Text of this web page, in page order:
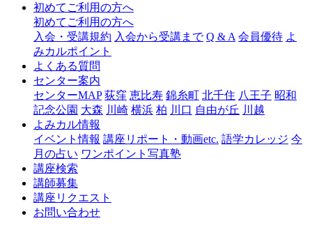
初めてご利用の方へ
初めてご利用の方へ
入会・受講規約 入会から受講まで Q & A 会員優待 よ
みカルポイント
よくある質問
センター案内
センターMAP 荻窪 恵比寿 錦糸町 北千住 八王子 昭和
記念公園 大森 川崎 横浜 柏 川口 自由が丘 川越
よみカル情報
イベント情報 講座リポート・動画etc. 語学カレッジ 今
月の占い ワンポイント写真塾
講座検索
講師募集
講座リクエスト
お問い合わせ